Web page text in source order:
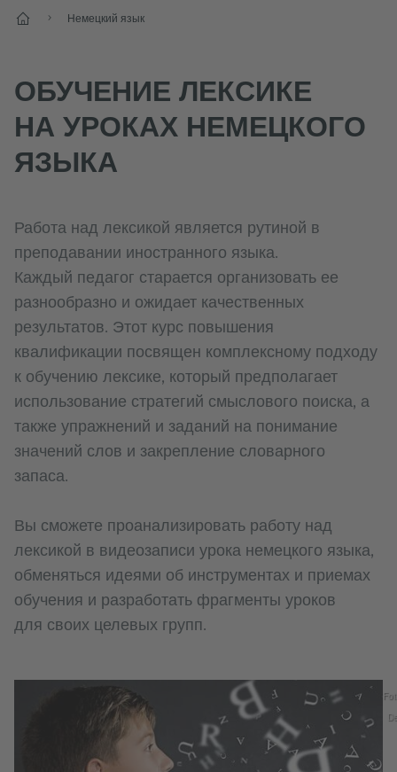
Старт Немецкий язык
ОБУЧЕНИЕ ЛЕКСИКЕ
НА УРОКАХ НЕМЕЦКОГО
ЯЗЫКА
Работа над лексикой является рутиной в
преподавании иностранного языка.
Каждый педагог старается организовать ее
разнообразно и ожидает качественных
результатов. Этот курс повышения
квалификации посвящен комплексному подходу
к обучению лексике, который предполагает
использование стратегий смыслового поиска, а
также упражнений и заданий на понимание
значений слов и закрепление словарного
запаса.
Вы сможете проанализировать работу над
лексикой в видеозаписи урока немецкого языка,
обменяться идеями об инструментах и приемах
обучения и разработать фрагменты уроков
для своих целевых групп.